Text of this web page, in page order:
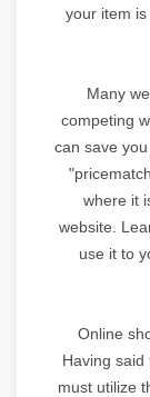
your item
Many
competing
can save
where it
website.
use it to
Online
Having
must utilize